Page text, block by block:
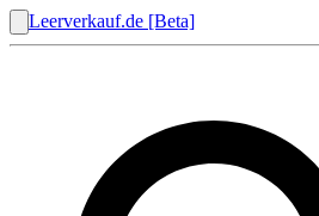
Leerverkauf.de [Beta]